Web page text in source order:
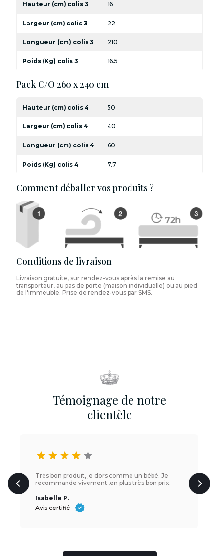
Hauteur (cm) colis 3 16
Largeur (cm) colis 3 22
Longueur (cm) colis 3 210
Poids (Kg) colis 3 16.5
Pack C/O 260 x 240 cm
Hauteur (cm) colis 4 50
Largeur (cm) colis 4 40
Longueur (cm) colis 4 60
Poids (Kg) colis 4 7.7
Comment déballer vos produits ?
Conditions de livraison
Livraison gratuite, sur rendez-vous après la remise au
transporteur, au pas de porte (maison individuelle) ou au pied
de l'immeuble. Prise de rendez-vous par SMS.
Témoignage de notre
clientèle
star star star star star
Très bon produit, je dors comme un bébé. Je
recommande vivement ,en plus très bon prix.
Isabelle P.
Avis certifié